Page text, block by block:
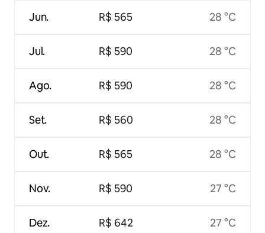
Jun.
Jul.
Ago.
Set.
Out.
Nov.
Dez.
R$ 565
R$ 590
R$ 590
R$ 560
R$ 565
R$ 590
R$ 642
28 °C
28 °C
28 °C
28 °C
28 °C
27 °C
27 °C